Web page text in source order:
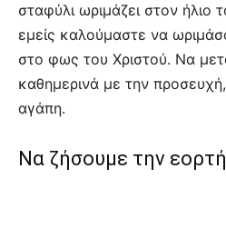
σταφύλι ωριμάζει στον ήλιο
εμείς καλούμαστε να
στο φως του Χριστού. Να
καθημερινά με την
αγάπη.
Να ζήσουμε την